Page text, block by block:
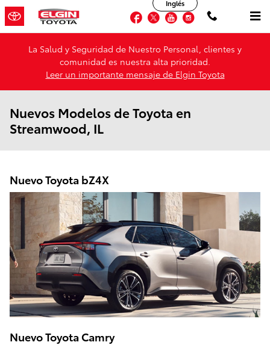
Saltar al contenido principal
Facebook
TwitterYouTubeInstagram
Inglés
La Salud y Seguridad de Nuestro Personal, clientes y
comunidad es nuestra alta prioridad.
Leer un importante mensaje de Elgin Toyota
Nuevos Modelos de Toyota en
Streamwood, IL
Nuevo Toyota bZ4X
Nuevo Toyota Camry